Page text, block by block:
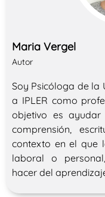
Maria Vergel
Autor
Soy Psicóloga de la
a IPLER como
objetivo es
comprensión,
contexto en el que
laboral o
hacer del